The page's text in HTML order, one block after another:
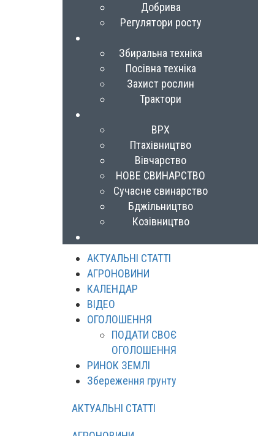
Добрива
Регулятори росту
Збиральна техніка
Посівна техніка
Захист рослин
Трактори
ВРХ
Птахівництво
Вівчарство
НОВЕ СВИНАРСТВО
Сучасне свинарство
Бджільництво
Козівництво
АКТУАЛЬНІ СТАТТІ
АГРОНОВИНИ
КАЛЕНДАР
ВІДЕО
ОГОЛОШЕННЯ
ПОДАТИ СВОЄ
ОГОЛОШЕННЯ
РИНОК ЗЕМЛІ
Збереження грунту
АКТУАЛЬНІ СТАТТІ